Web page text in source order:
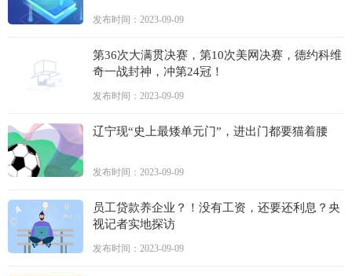
发布时间：2023-09-09
第36次大满贯决赛，第10次美网决赛，德约科维
奇一战封神，冲第24冠！
发布时间：2023-09-09
辽宁现“史上最矮单元门”，进出门都要猫着腰
发布时间：2023-09-09
员工贷款养企业？！没有工资，还要还利息？央
视记者实地探访
发布时间：2023-09-09